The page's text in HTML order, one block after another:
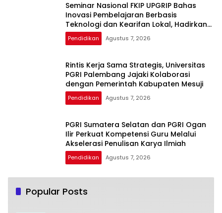
Seminar Nasional FKIP UPGRIP Bahas
Inovasi Pembelajaran Berbasis
Teknologi dan Kearifan Lokal, Hadirkan
Pakar Nasional
Pendidikan Agustus 7, 2026
Rintis Kerja Sama Strategis, Universitas
PGRI Palembang Jajaki Kolaborasi
dengan Pemerintah Kabupaten Mesuji
Pendidikan Agustus 7, 2026
PGRI Sumatera Selatan dan PGRI Ogan
Ilir Perkuat Kompetensi Guru Melalui
Akselerasi Penulisan Karya Ilmiah
Pendidikan Agustus 7, 2026
Popular Posts